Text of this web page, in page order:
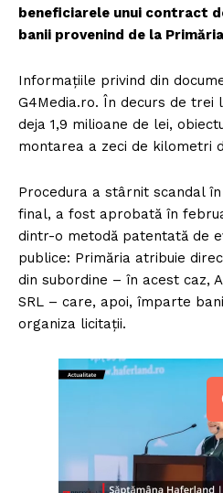
beneficiarele unui contract
banii provenind de la
Informațiile privind din
G4Media.ro. În decurs de trei
deja 1,9 milioane de lei,
montarea a zeci de kilometri
Procedura a stârnit scandal
final, a fost aprobată în
dintr-o metodă patentată de
publice: Primăria atribuie
din subordine – în acest caz,
SRL – care, apoi, împarte
organiza licitații.